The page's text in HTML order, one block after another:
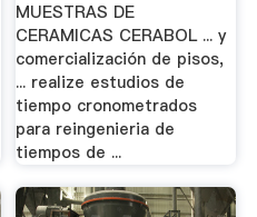
MUESTRAS DE
CERAMICAS CERABOL ... y
comercialización de pisos,
... realize estudios de
tiempo cronometrados
para reingenieria de
tiempos de ...